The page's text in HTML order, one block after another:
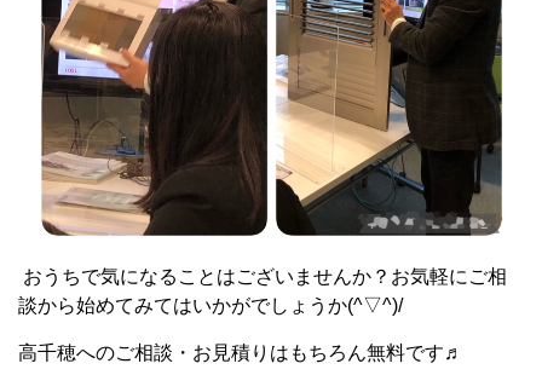
おうちで気になることはございませんか？お気軽にご相
談から始めてみてはいかがでしょうか(^▽^)/
高千穂へのご相談・お見積りはもちろん無料です♬